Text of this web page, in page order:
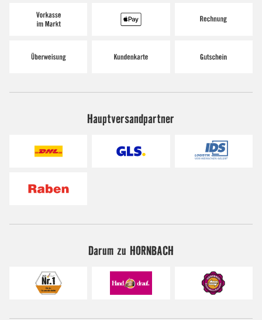
Hauptversandpartner
Darum zu HORNBACH